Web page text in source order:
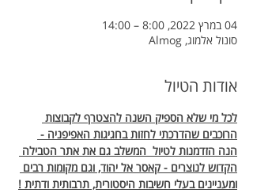
04 במרץ 2022, 8:00 – 14:00
סונול אלמוג, Almog
אודות הטיול
לכל מי שלא הספיק השנה להצטרף לקבוצות
הרוכבים שהדרכתי לחזות בחגיגות האפיפניה -
הנה הזדמנות לטיול  המשלב גם את אתר הטבילה
הקדוש לנוצרים - קאסר אל יהוד, וגם מקומות רבים
ומעניינים בעלי חשיבות היסטורית, תרבותית ודתית !